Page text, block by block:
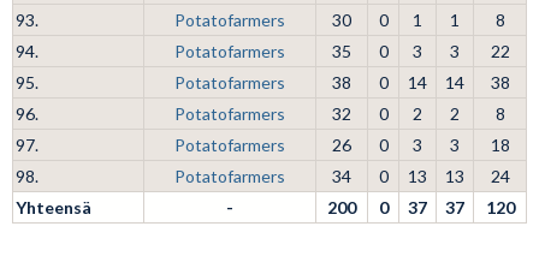
93.
Potatofarmers 30 0 1 1
8
94.
Potatofarmers 35 0 3 3
22
95.
Potatofarmers 38 0 14 14
38
96.
Potatofarmers 32 0 2 2
8
97.
Potatofarmers 26 0 3 3
18
98.
Potatofarmers 34 0 13 13
24
Yhteensä
- 200 0 37 37 120